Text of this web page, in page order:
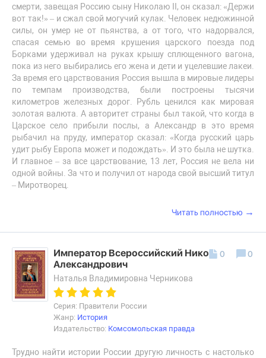
смерти, завещая Россию сыну Николаю II, он сказал: «Держи
вот так!» – и сжал свой могучий кулак. Человек недюжинной
силы, он умер не от пьянства, а от того, что надорвался,
спасая семью во время крушения царского поезда под
Борками удерживал на руках крышу сплющенного вагона,
пока из него выбирались его жена и дети и уцелевшие лакеи.
За время его царствования Россия вышла в мировые лидеры
по темпам производства, были построены тысячи
километров железных дорог. Рубль ценился как мировая
золотая валюта. А авторитет страны был такой, что когда в
Царское село прибыли послы, а Александр в это время
рыбачил на пруду, император сказал: «Когда русский царь
удит рыбу Европа может и подождать». И это была не шутка.
И главное – за все царствование, 13 лет, Россия не вела ни
одной войны. За что и получил от народа свой высший титул
– Миротворец.
Читать полностью →
Император Всероссийский Николай II
Александрович
Наталья Владимировна Черникова
Серия: Правители России
Жанр: История
Издательство: Комсомольская правда
Трудно найти истории России другую личность с настолько
0 0